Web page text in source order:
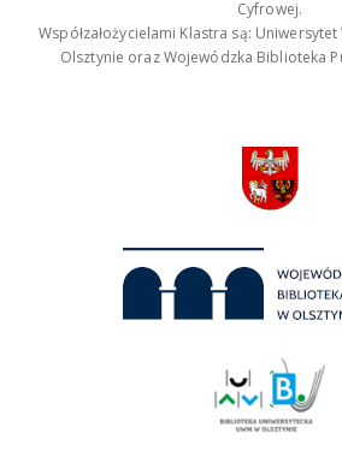
Cyfrowej.
Współzałożycielami Klastra są:
Olsztynie oraz Wojewódzka Biblioteka